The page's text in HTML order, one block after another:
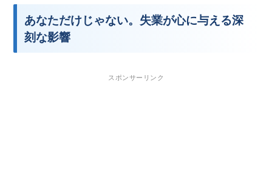
あなただけじゃない。失業が心に与える深
刻な影響